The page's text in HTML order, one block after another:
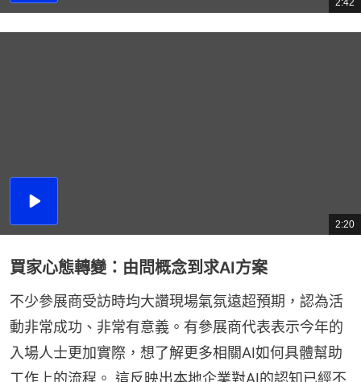
共
2:42
播
總
共
2:20
買家心態轉變：由問概念到求AI方案
不少參展商受訪時均大讚現場氣氛遠超預期，認為活
動非常成功、非常有意義。有參展商代表表示今年的
入場人士更加實際，想了解更多相關AI如何具體幫助
工作上的流程。 這反映出本地企業對AI的認知已經不